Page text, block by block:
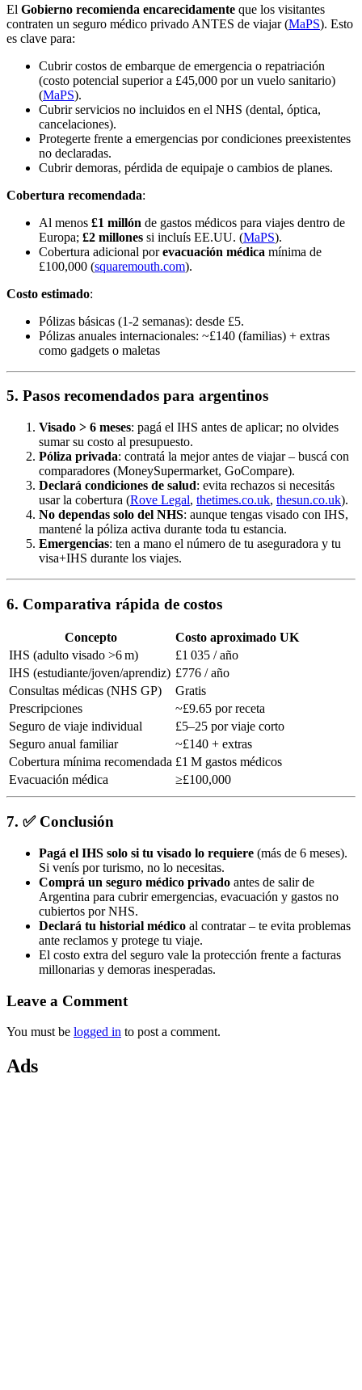
El Gobierno recomienda encarecidamente que los visitantes
contraten un seguro médico privado ANTES de viajar (MaPS). Esto
es clave para:
Cubrir costos de embarque de emergencia o repatriación
(costo potencial superior a £45,000 por un vuelo sanitario)
(MaPS).
Cubrir servicios no incluidos en el NHS (dental, óptica,
cancelaciones).
Protegerte frente a emergencias por condiciones preexistentes
no declaradas.
Cubrir demoras, pérdida de equipaje o cambios de planes.
Cobertura recomendada:
Al menos £1 millón de gastos médicos para viajes dentro de
Europa; £2 millones si incluís EE.UU. (MaPS).
Cobertura adicional porevacuación médica mínima de
£100,000 (squaremouth.com).
Costo estimado:
Pólizas básicas (1-2 semanas): desde £5.
Pólizas anuales internacionales: ~£140 (familias) + extras
como gadgets o maletas
5. Pasos recomendados para argentinos
Visado > 6 meses: pagá el IHS antes de aplicar; no olvides
sumar su costo al presupuesto.
Póliza privada: contratá la mejor antes de viajar – buscá con
comparadores (MoneySupermarket, GoCompare).
Declará condiciones de salud: evita rechazos si necesitás
usar la cobertura (Rove Legal, thetimes.co.uk, thesun.co.uk).
No dependas solo del NHS: aunque tengas visado con IHS,
mantené la póliza activa durante toda tu estancia.
Emergencias: ten a mano el número de tu aseguradora y tu
visa+IHS durante los viajes.
6. Comparativa rápida de costos
Concepto
Costo aproximado UK
IHS (adulto visado >6 m)
£1 035 / año
IHS (estudiante/joven/aprendiz) £776 / año
Consultas médicas (NHS GP)
Gratis
Prescripciones
~£9.65 por receta
Seguro de viaje individual
£5–25 por viaje corto
Seguro anual familiar
~£140 + extras
Cobertura mínima recomendada £1 M gastos médicos
Evacuación médica
≥£100,000
7. ✅ Conclusión
Pagá el IHS solo si tu visado lo requiere (más de 6 meses).
Si venís por turismo, no lo necesitas.
Comprá un seguro médico privado antes de salir de
Argentina para cubrir emergencias, evacuación y gastos no
cubiertos por NHS.
Declará tu historial médico al contratar – te evita problemas
ante reclamos y protege tu viaje.
El costo extra del seguro vale la protección frente a facturas
millonarias y demoras inesperadas.
Leave a Comment
You must be logged in to post a comment.
Ads